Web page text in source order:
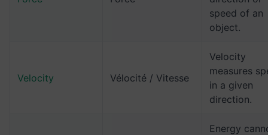
speed of an
object.
Velocity Vélocité / Vitesse
Velocity
measures
in a given
direction.
Energy